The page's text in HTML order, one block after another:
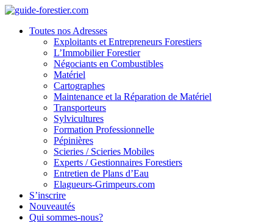
Toutes nos Adresses
Exploitants et Entrepreneurs Forestiers
L’Immobilier Forestier
Négociants en Combustibles
Matériel
Cartographes
Maintenance et la Réparation de Matériel
Transporteurs
Sylvicultures
Formation Professionnelle
Pépinières
Scieries / Scieries Mobiles
Experts / Gestionnaires Forestiers
Entretien de Plans d’Eau
Elagueurs-Grimpeurs.com
S’inscrire
Nouveautés
Qui sommes-nous?